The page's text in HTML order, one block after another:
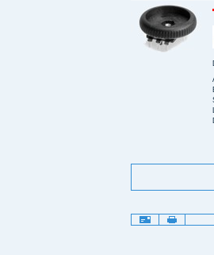
Artikelaktionen